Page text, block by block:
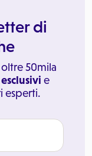
di
50mila
e
esperti.